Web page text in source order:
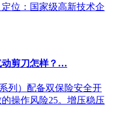
位：国家级高新技术企
动剪刀怎样？…
列）配备双保险安全开
操作风险25。增压稳压